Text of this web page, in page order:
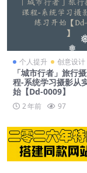
❅
个人提升 创意设计
「城市行者」旅行
程-系统学习摄影从
始【Dd-0009】
2 年前 97